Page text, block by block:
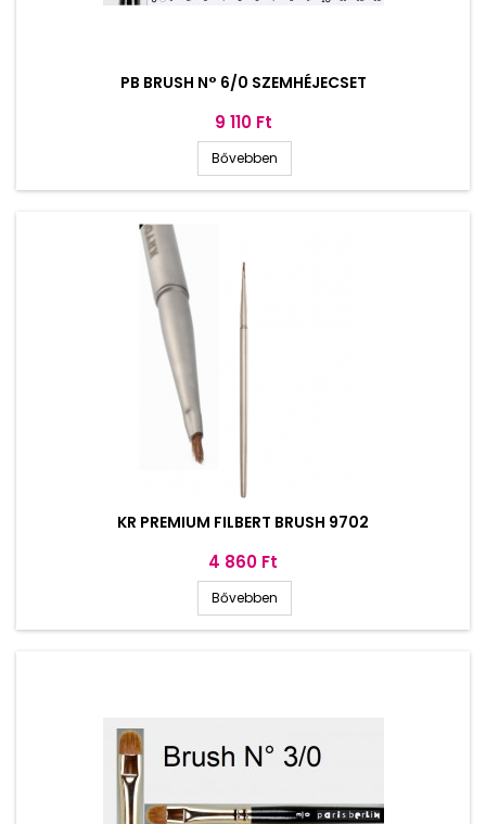
PB BRUSH N° 6/0 SZEMHÉJECSET
Ár
9 110 Ft
Bővebben
KR PREMIUM FILBERT BRUSH 9702
Ár
4 860 Ft
Bővebben